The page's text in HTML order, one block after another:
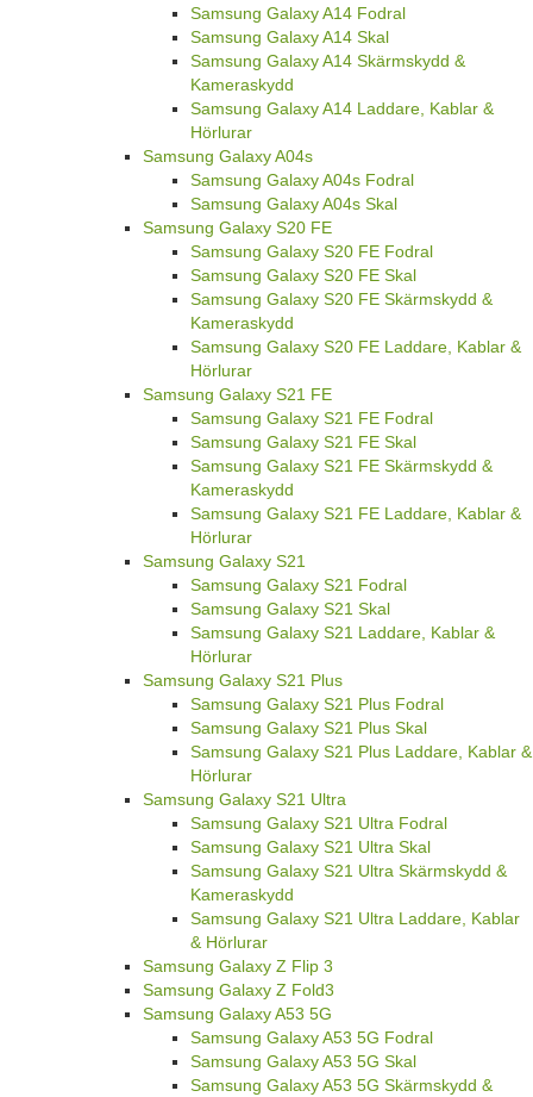
Samsung Galaxy A14 Fodral
Samsung Galaxy A14 Skal
Samsung Galaxy A14 Skärmskydd &
Kameraskydd
Samsung Galaxy A14 Laddare, Kablar &
Hörlurar
Samsung Galaxy A04s
Samsung Galaxy A04s Fodral
Samsung Galaxy A04s Skal
Samsung Galaxy S20 FE
Samsung Galaxy S20 FE Fodral
Samsung Galaxy S20 FE Skal
Samsung Galaxy S20 FE Skärmskydd &
Kameraskydd
Samsung Galaxy S20 FE Laddare, Kablar &
Hörlurar
Samsung Galaxy S21 FE
Samsung Galaxy S21 FE Fodral
Samsung Galaxy S21 FE Skal
Samsung Galaxy S21 FE Skärmskydd &
Kameraskydd
Samsung Galaxy S21 FE Laddare, Kablar &
Hörlurar
Samsung Galaxy S21
Samsung Galaxy S21 Fodral
Samsung Galaxy S21 Skal
Samsung Galaxy S21 Laddare, Kablar &
Hörlurar
Samsung Galaxy S21 Plus
Samsung Galaxy S21 Plus Fodral
Samsung Galaxy S21 Plus Skal
Samsung Galaxy S21 Plus Laddare, Kablar &
Hörlurar
Samsung Galaxy S21 Ultra
Samsung Galaxy S21 Ultra Fodral
Samsung Galaxy S21 Ultra Skal
Samsung Galaxy S21 Ultra Skärmskydd &
Kameraskydd
Samsung Galaxy S21 Ultra Laddare, Kablar
& Hörlurar
Samsung Galaxy Z Flip 3
Samsung Galaxy Z Fold3
Samsung Galaxy A53 5G
Samsung Galaxy A53 5G Fodral
Samsung Galaxy A53 5G Skal
Samsung Galaxy A53 5G Skärmskydd &